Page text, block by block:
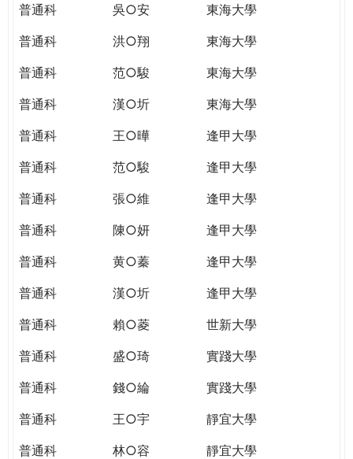
普通科
吳○安
東海大學
普通科
洪○翔
東海大學
普通科
范○駿
東海大學
普通科
漢○圻
東海大學
普通科
王○曄
逢甲大學
普通科
范○駿
逢甲大學
普通科
張○維
逢甲大學
普通科
陳○妍
逢甲大學
普通科
黄○蓁
逢甲大學
普通科
漢○圻
逢甲大學
普通科
賴○菱
世新大學
普通科
盛○琦
實踐大學
普通科
錢○綸
實踐大學
普通科
王○宇
靜宜大學
普通科
林○容 靜宜大學